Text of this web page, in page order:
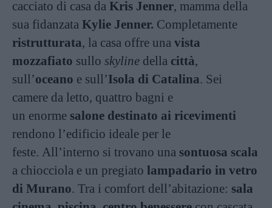
cacciato di casa da Kris Jenner, mamma della
sua fidanzata Kylie Jenner. Completamente
ristrutturata, la casa offre una vista
mozzafiato sullo skyline della città,
sull’oceano e sull’Isola di Catalina. Sei
camere da letto, quattro bagni e
un enorme salone destinato ai ricevimenti
rendono l’edificio ideale per le
feste. All’interno si trovano una sontuosa scala
a chiocciola e un pregiato lampadario in vetro
di Murano. Tra i comfort dell’abitazione: sala